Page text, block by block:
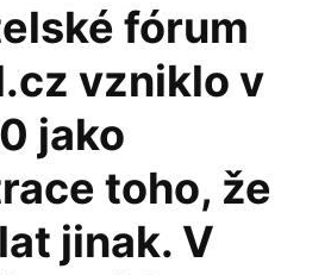
fórum
vzniklo v
jako
toho, že
jinak. V